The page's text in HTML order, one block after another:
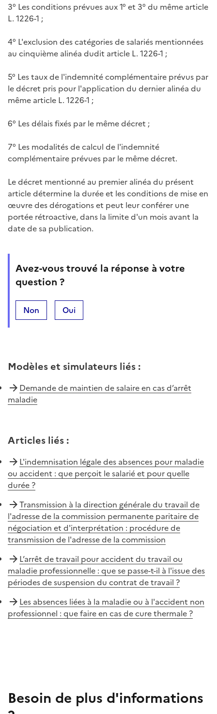
3° Les conditions prévues aux 1° et 3° du même article
L. 1226-1 ;
4° L'exclusion des catégories de salariés mentionnées
au cinquième alinéa dudit article L. 1226-1 ;
5° Les taux de l'indemnité complémentaire prévus par
le décret pris pour l'application du dernier alinéa du
même article L. 1226-1 ;
6° Les délais fixés par le même décret ;
7° Les modalités de calcul de l'indemnité
complémentaire prévues par le même décret.
Le décret mentionné au premier alinéa du présent
article détermine la durée et les conditions de mise en
œuvre des dérogations et peut leur conférer une
portée rétroactive, dans la limite d'un mois avant la
date de sa publication.
Avez-vous trouvé la réponse à votre
question ?
Non Oui
Modèles et simulateurs liés :
Demande de maintien de salaire en cas d’arrêt
maladie
Articles liés :
L'indemnisation légale des absences pour maladie
ou accident : que perçoit le salarié et pour quelle
durée ?
Transmission à la direction générale du travail de
l'adresse de la commission permanente paritaire de
négociation et d'interprétation : procédure de
transmission de l'adresse de la commission
L’arrêt de travail pour accident du travail ou
maladie professionnelle : que se passe-t-il à l'issue des
périodes de suspension du contrat de travail ?
Les absences liées à la maladie ou à l'accident non
professionnel : que faire en cas de cure thermale ?
Besoin de plus d'informations